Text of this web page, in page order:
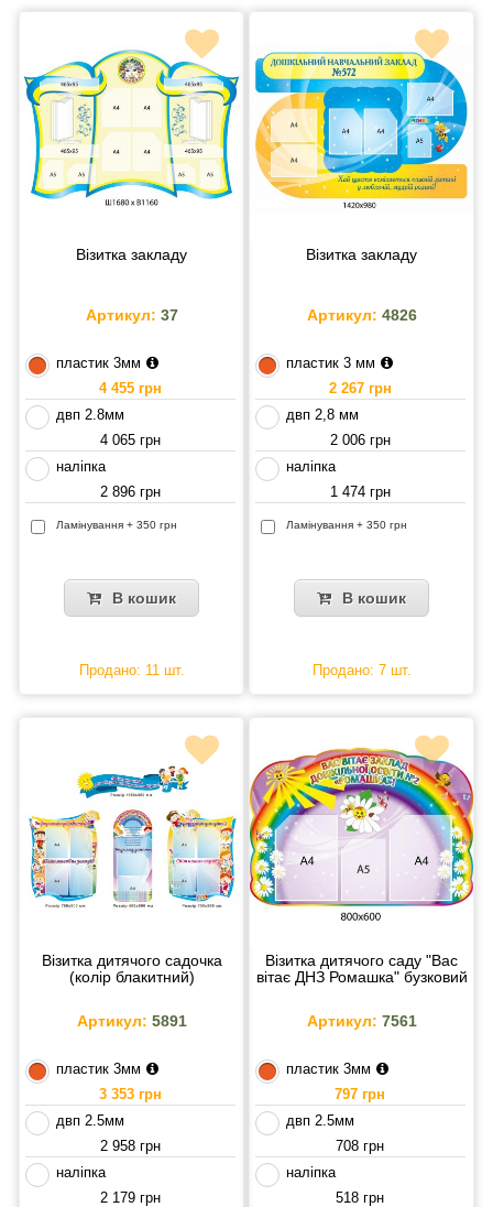
Візитка закладу
Артикул: 37
пластик 3мм
4 455 грн
двп 2.8мм
4 065 грн
наліпка
2 896 грн
Ламінування + 350 грн
В кошик
Продано: 11 шт.
Візитка закладу
Артикул: 4826
пластик 3 мм
2 267 грн
двп 2,8 мм
2 006 грн
наліпка
1 474 грн
Ламінування + 350 грн
В кошик
Продано: 7 шт.
Візитка дитячого садочка
(колір блакитний)
Артикул: 5891
пластик 3мм
3 353 грн
двп 2.5мм
2 958 грн
наліпка
2 179 грн
Візитка дитячого саду "Вас
вітає ДНЗ Ромашка" бузковий
Артикул: 7561
пластик 3мм
797 грн
двп 2.5мм
708 грн
наліпка
518 грн